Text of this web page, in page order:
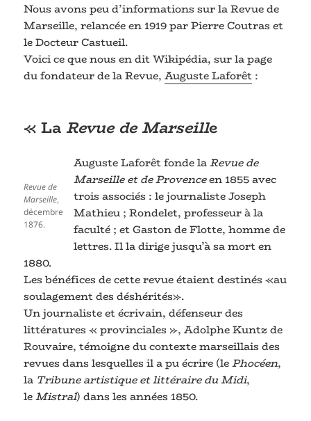
Nous avons peu d’informations sur la Revue de
Marseille, relancée en 1919 par Pierre Coutras et
le Docteur Castueil.
Voici ce que nous en dit Wikipédia, sur la page
du fondateur de la Revue,Auguste Laforêt :
« La Revue de Marseille
Revue de
Marseille,
décembre
1876.
Auguste Laforêt fonde laRevue de
Marseille et de Provenceen 1855 avec
trois associés : le journaliste Joseph
Mathieu ; Rondelet, professeur à la
faculté ; et Gaston de Flotte, homme de
lettres. Il la dirige jusqu’à sa mort en
1880.
Les bénéfices de cette revue étaient destinés «au
soulagement des déshérités».
Un journaliste et écrivain, défenseur des
littératures « provinciales », Adolphe Kuntz de
Rouvaire, témoigne du contexte marseillais des
revues dans lesquelles il a pu écrire (lePhocéen,
la Tribune artistique et littéraire du Midi,
leMistral) dans les années 1850.